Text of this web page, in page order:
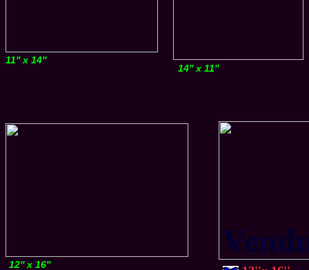
11'' x 14''
12'' x 16''
14'' x 11''